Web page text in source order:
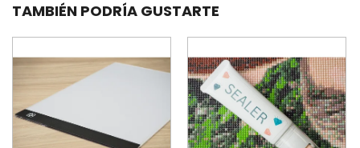
TAMBIÉN PODRÍA GUSTARTE